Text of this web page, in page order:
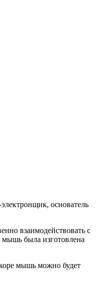
основатель
взаимодействовать с
была изготовлена
мышь можно будет